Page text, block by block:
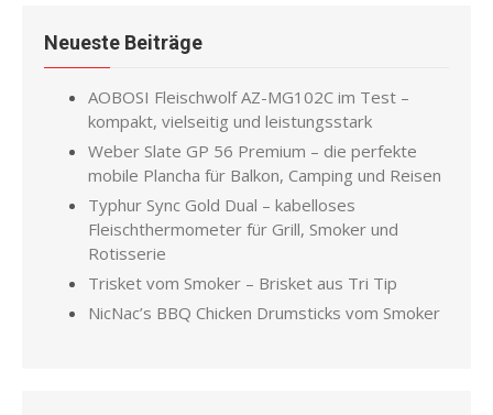
Neueste Beiträge
AOBOSI Fleischwolf AZ-MG102C im Test –
kompakt, vielseitig und leistungsstark
Weber Slate GP 56 Premium – die perfekte
mobile Plancha für Balkon, Camping und Reisen
Typhur Sync Gold Dual – kabelloses
Fleischthermometer für Grill, Smoker und
Rotisserie
Trisket vom Smoker – Brisket aus Tri Tip
NicNac’s BBQ Chicken Drumsticks vom Smoker